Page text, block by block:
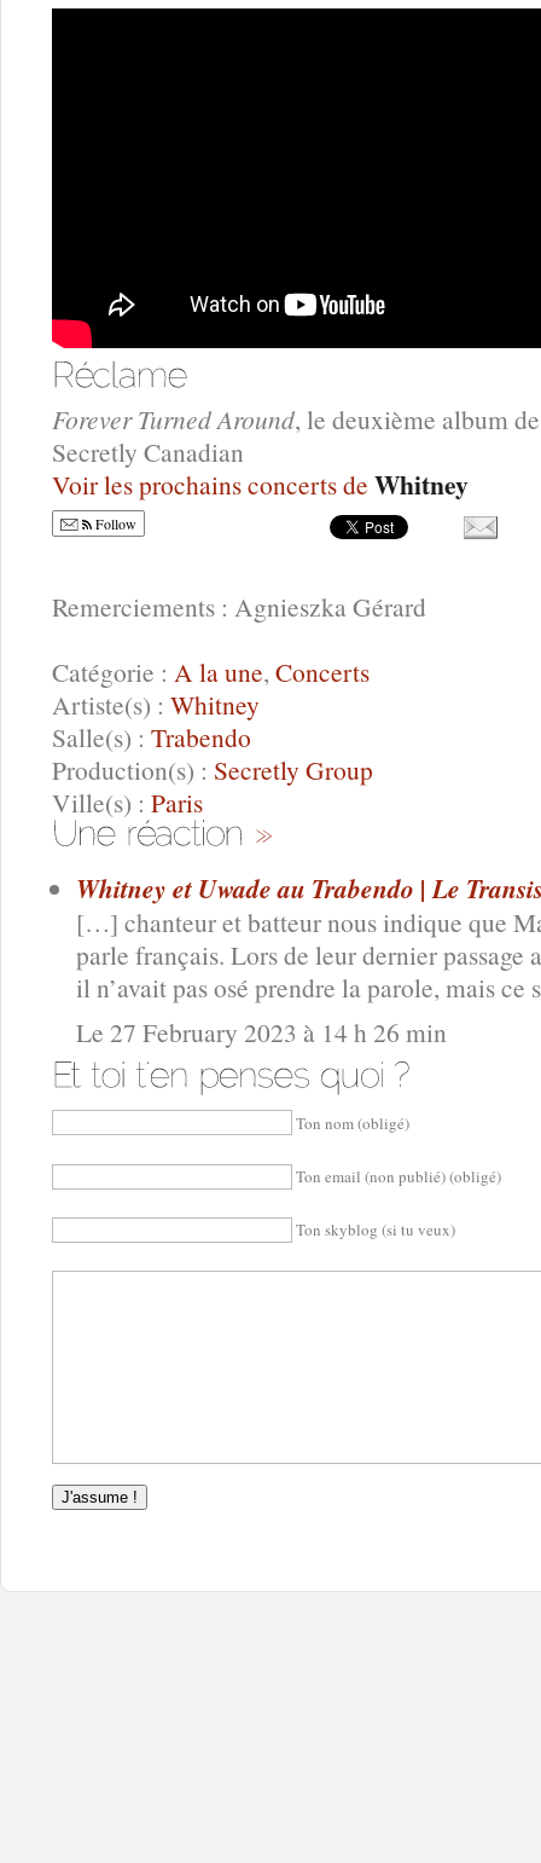
Forever Turned Around, le deuxième album
Secretly Canadian
Voir les prochains concerts de Whitney
Follow
Remerciements : Agnieszka Gérard
Catégorie : A la une, Concerts
Artiste(s) : Whitney
Salle(s) : Trabendo
Production(s) : Secretly Group
Ville(s) : Paris
Whitney et Uwade au Trabendo | Le
[…] chanteur et batteur nous indique que
parle français. Lors de leur dernier passage
il n’avait pas osé prendre la parole, mais
Le 27 February 2023 à 14 h 26 min
Ton nom (obligé)
Ton email (non publié) (obligé)
Ton skyblog (si tu veux)